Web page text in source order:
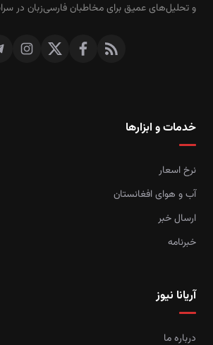
و تحلیل‌های عمیق برای مخاطبان فارسی‌زبان در
خدمات و ابزارها
نرخ اسعار
آب و هوای افغانستان
ارسال خبر
خبرنامه
آریانا نیوز
درباره ما